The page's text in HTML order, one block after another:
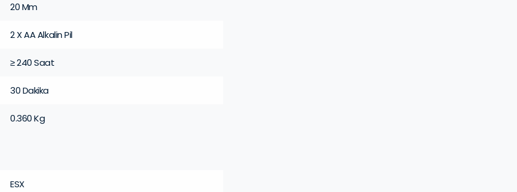
20 Mm
2 X AA Alkalin Pil
≥ 240 Saat
30 Dakika
0.360 Kg
ESX